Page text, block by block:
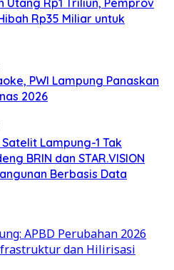
Utang Rp1 Triliun, Pemprov
Rp35 Miliar untuk
PWI Lampung Panaskan
2026
Lampung-1 Tak
BRIN dan STAR.VISION
Berbasis Data